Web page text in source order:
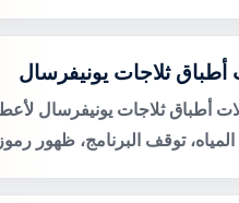
أطباق ثلاجات يونيفرسال
أطباق ثلاجات يونيفرسال
المياه، توقف البرنامج، ظهور